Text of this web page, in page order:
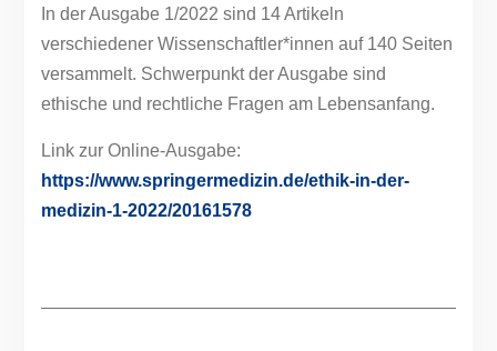
In der Ausgabe 1/2022 sind 14 Artikeln
verschiedener Wissenschaftler*innen auf 140 Seiten
versammelt. Schwerpunkt der Ausgabe sind
ethische und rechtliche Fragen am Lebensanfang.
Link zur Online-Ausgabe:
https://www.springermedizin.de/ethik-in-der-
medizin-1-2022/20161578